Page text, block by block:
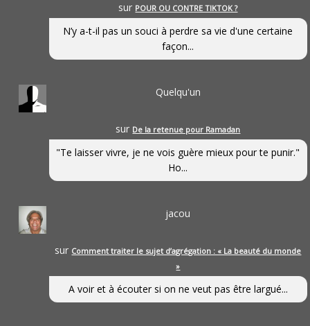
sur POUR OU CONTRE TIKTOK ?
N’y a-t-il pas un souci à perdre sa vie d'une certaine
façon...
Quelqu'un
sur De la retenue pour Ramadan
"Te laisser vivre, je ne vois guère mieux pour te punir."
Ho...
jacou
sur Comment traiter le sujet d’agrégation : « La beauté du monde
»
A voir et à écouter si on ne veut pas être largué...